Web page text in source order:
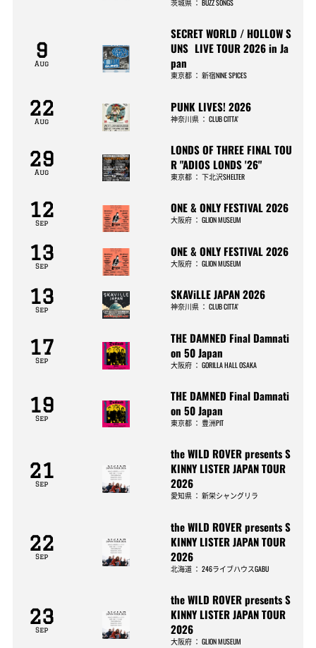
茨城県 ：BUZZ SONGS
9
Aug
SECRET WORLD / HOLLOW S
UNS LIVE TOUR 2026 in Ja
pan
東京都 ：新宿NINE SPICES
22
Aug
PUNK LIVES! 2026
神奈川県 ：CLUB CITTA’
29
Aug
LONDS OF THREE FINAL TOU
R "ADIOS LONDS '26"
東京都 ：下北沢SHELTER
12
Sep
ONE & ONLY FESTIVAL 2026
大阪府 ：GLION MUSEUM
13
Sep
ONE & ONLY FESTIVAL 2026
大阪府 ：GLION MUSEUM
13
Sep
SKAViLLE JAPAN 2026
神奈川県 ：CLUB CITTA’
17
Sep
THE DAMNED Final Damnati
on 50 Japan
大阪府 ：GORILLA HALL OSAKA
19
Sep
THE DAMNED Final Damnati
on 50 Japan
東京都 ：豊洲PIT
21
Sep
the WILD ROVER presents S
KINNY LISTER JAPAN TOUR
2026
愛知県 ：新栄シャングリラ
22
Sep
the WILD ROVER presents S
KINNY LISTER JAPAN TOUR
2026
北海道 ：246ライブハウスGABU
23
Sep
the WILD ROVER presents S
KINNY LISTER JAPAN TOUR
2026
大阪府 ：GLION MUSEUM